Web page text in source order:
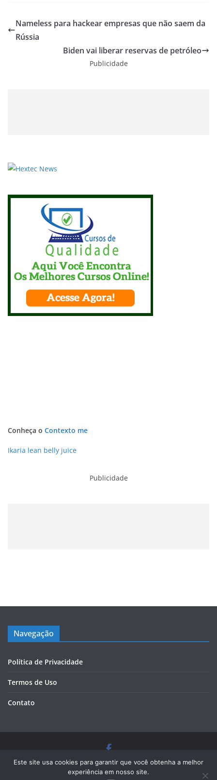
Nameless para hackear empresas que não saem da
Rússia
Biden vai liberar reservas de petróleo
Publicidade
Conheça o Contexto me
Ikaria lean belly juice
Publicidade
Navegação
Política de Privacidade
Termos de Uso
Contato
Copyright © 2026 Blog Cursos de Qualidade. Todos os
direitos reservados.
Este site usa cookies para garantir que você obtenha a melhor
experiência em nosso site.